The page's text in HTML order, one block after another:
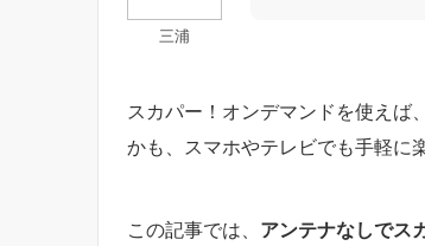
三浦
スカパー！オンデマンドを使えば
かも、スマホやテレビでも手軽に
この記事では、 アンテナなしでス